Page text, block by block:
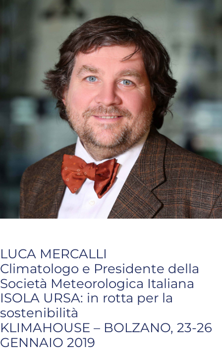
LUCA MERCALLI
Climatologo e Presidente della
Società Meteorologica Italiana
ISOLA URSA: in rotta per la
sostenibilità
KLIMAHOUSE – BOLZANO, 23-26
GENNAIO 2019